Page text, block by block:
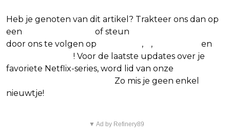
Heb je genoten van dit artikel? Trakteer ons dan op
een
of steun
door ons te volgen op
, ,
en
! Voor de laatste updates over je
favoriete Netflix-series, word lid van onze
Zo mis je geen enkel
nieuwtje!
▼ Ad by Refinery89